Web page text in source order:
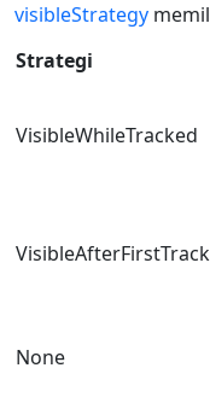
visibleStrategy
Strategi
VisibleWhileTracked
None